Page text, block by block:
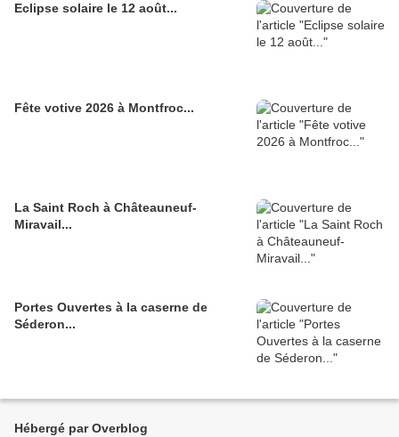
Eclipse solaire le 12 août...
Fête votive 2026 à Montfroc...
La Saint Roch à Châteauneuf-
Miravail...
Portes Ouvertes à la caserne de
Séderon...
Hébergé par Overblog